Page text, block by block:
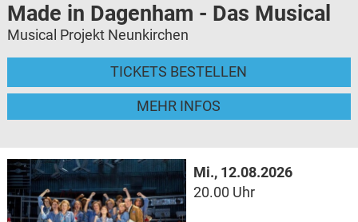
Made in Dagenham - Das Musical
Musical Projekt Neunkirchen
TICKETS BESTELLEN
MEHR INFOS
Mi., 12.08.2026
20.00 Uhr